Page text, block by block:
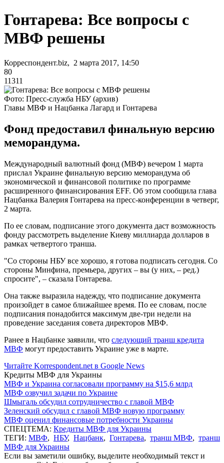
Гонтарева: Все вопросы с
МВФ решены
Корреспондент.biz, 2 марта 2017, 14:50
80
11311
Фото: Пресс-служба НБУ (архив)
Главы МВФ и Нацбанка Лагард и Гонтарева
Фонд предоставил финальную версию
меморандума.
Международный валютный фонд (МВФ) вечером 1 марта
прислал Украине финальную версию меморандума об
экономической и финансовой политике по программе
расширенного финансирования EFF. Об этом сообщила глава
Нацбанка Валерия Гонтарева на пресс-конференции в четверг,
2 марта.
По ее словам, подписание этого документа даст возможность
фонду рассмотреть выделение Киеву миллиарда долларов в
рамках четвертого транша.
"Со стороны НБУ все хорошо, я готова подписать сегодня. Со
стороны Минфина, премьера, других – вы (у них, – ред.)
спросите", – сказала Гонтарева.
Она также выразила надежду, что подписание документа
произойдет в самое ближайшее время. По ее словам, после
подписания понадобится максимум две-три недели на
проведение заседания совета директоров МВФ.
Ранее в Нацбанке заявили, что следующий транш кредита
МВФ могут предоставить Украине уже в марте.
Читайте Korrespondent.net в Google News
Кредиты МВФ для Украины
МВФ и Украина согласовали программу на $15,6 млрд
МВФ озвучил задачи по Украине
Шмыгаль обсудил сотрудничество с главой МВФ
Зеленский обсудил с главой МВФ новую программу
МВФ оценил финансовые потребности Украины
СПЕЦТЕМА: Кредиты МВФ для Украины
ТЕГИ: МВФ, НБУ, Нацбанк, Гонтарева, транш МВФ, транш
МВФ для Украины
Если вы заметили ошибку, выделите необходимый текст и